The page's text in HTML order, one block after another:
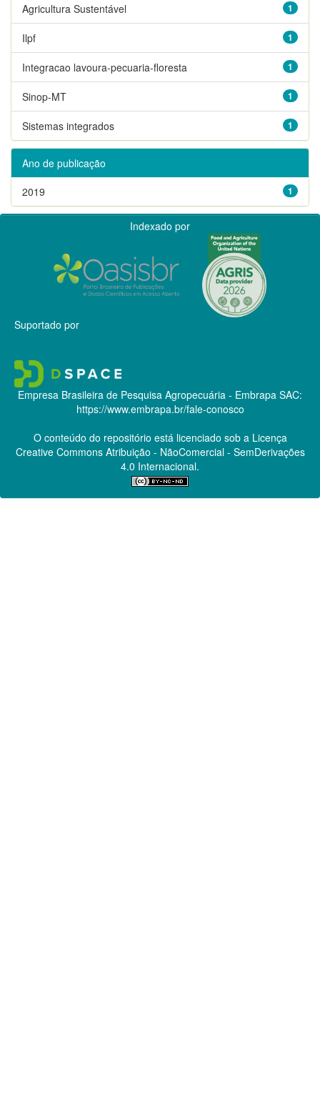
1
Agricultura Sustentável
1
Ilpf
1
Integracao lavoura-pecuaria-floresta
1
Sinop-MT
1
Sistemas integrados
Ano de publicação
1
2019
Indexado por
Suportado por
Empresa Brasileira de Pesquisa Agropecuária - Embrapa SAC:
https://www.embrapa.br/fale-conosco
O conteúdo do repositório está licenciado sob a Licença
Creative CommonsAtribuição - NãoComercial - SemDerivações
4.0 Internacional.